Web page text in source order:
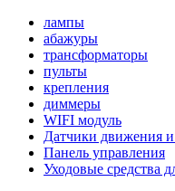
лампы
абажуры
трансформаторы
пульты
крепления
диммеры
WIFI модуль
Датчики движения
Панель управления
Уходовые средства